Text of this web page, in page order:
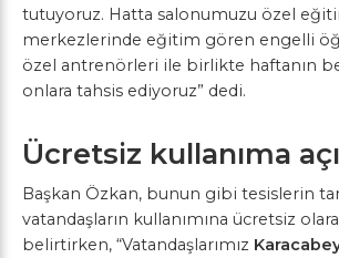
tutuyoruz. Hatta salonumuzu özel
merkezlerinde eğitim gören engelli
özel antrenörleri ile birlikte haftanın
onlara tahsis ediyoruz” dedi.
Ücretsiz kullanıma
Başkan Özkan, bunun gibi tesislerin
vatandaşların kullanımına ücretsiz
belirtirken, “Vatandaşlarımız